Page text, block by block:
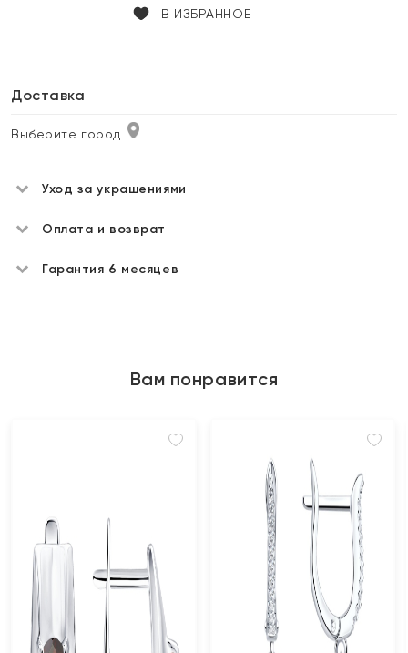
В ИЗБРАННОЕ
Доставка
Выберите город
Уход за украшениями
Оплата и возврат
Гарантия 6 месяцев
Вам понравится